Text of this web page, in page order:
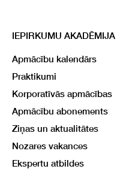
IEPIRKUMU AKADĒMIJA
Apmācību kalendārs
Praktikumi
Korporatīvās apmācības
Apmācību abonements
Ziņas un aktualitātes
Nozares vakances
Ekspertu atbildes